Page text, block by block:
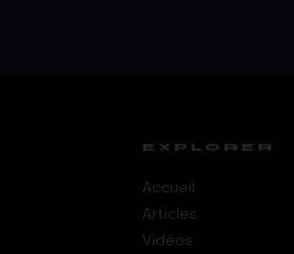
EXPLORER
Accueil
Articles
Vidéos